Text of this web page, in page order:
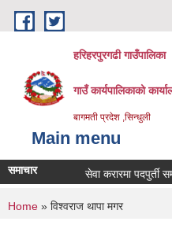
Skip to main content
हरिहरपुरगढी गाउँपालिका
गाउँ कार्यपालिकाको
बागमती प्रदेश ,सिन्धुली
Main menu
समाचार सेवा करारमा पदपुर्ती
You are here
Home » विश्वराज थापा मगर